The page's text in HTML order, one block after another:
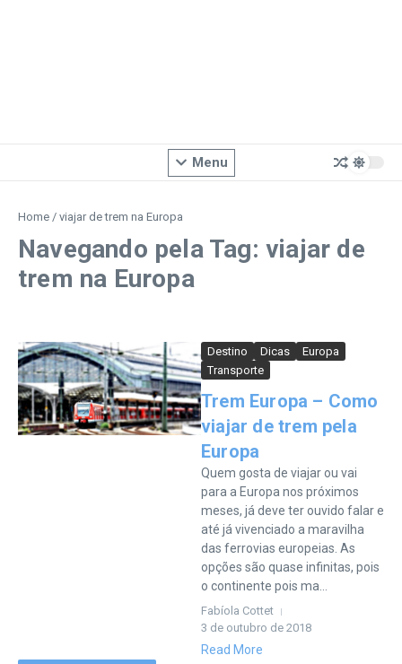
Menu
Home / viajar de trem na Europa
Navegando pela Tag: viajar de
trem na Europa
Destino Dicas
Europa
Transporte
Trem Europa – Como
viajar de trem pela
Europa
Quem gosta de viajar ou vai
para a Europa nos próximos
meses, já deve ter ouvido falar e
até já vivenciado a maravilha
das ferrovias europeias. As
opções são quase infinitas, pois
o continente pois ma...
Fabíola Cottet
3 de outubro de 2018
Read More